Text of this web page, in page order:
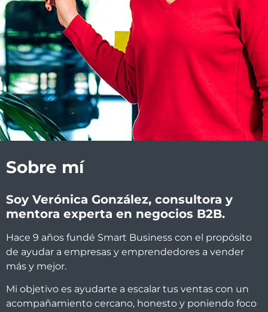
Sobre mí
Soy Verónica González, consultora y
mentora experta en negocios B2B.
Hace 9 años fundé Smart Business con el propósito
de ayudar a empresas y emprendedores a vender
más y mejor.
Mi objetivo es ayudarte a escalar tus ventas con un
acompañamiento cercano, honesto y poniendo foco